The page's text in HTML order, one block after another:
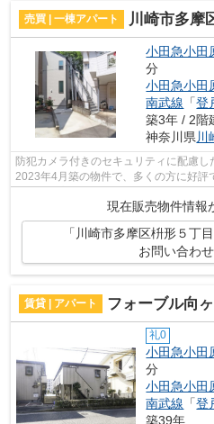
売買 | 一棟アパート 川崎市多摩区枡
小田急小田
分
小田急小田
南武線 「登
築3年 / 2階
神奈川県川
防犯カメラ付きのセキュリティに配慮し
2023年4月築の物件で、多くの方に好評
現在販売物件情報
「川崎市多摩区枡形５丁
お問い合わ
賃貸 | アパート フォーブル向
礼0
小田急小田
分
小田急小田
南武線 「登
築39年